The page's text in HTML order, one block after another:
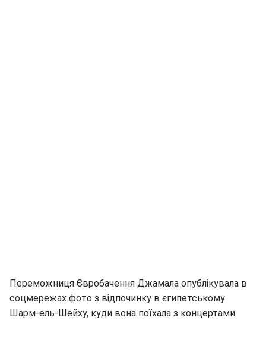
Переможниця Євробачення Джамала опублікувала в
соцмережах фото з відпочинку в єгипетському
Шарм-ель-Шейху, куди вона поїхала з концертами.